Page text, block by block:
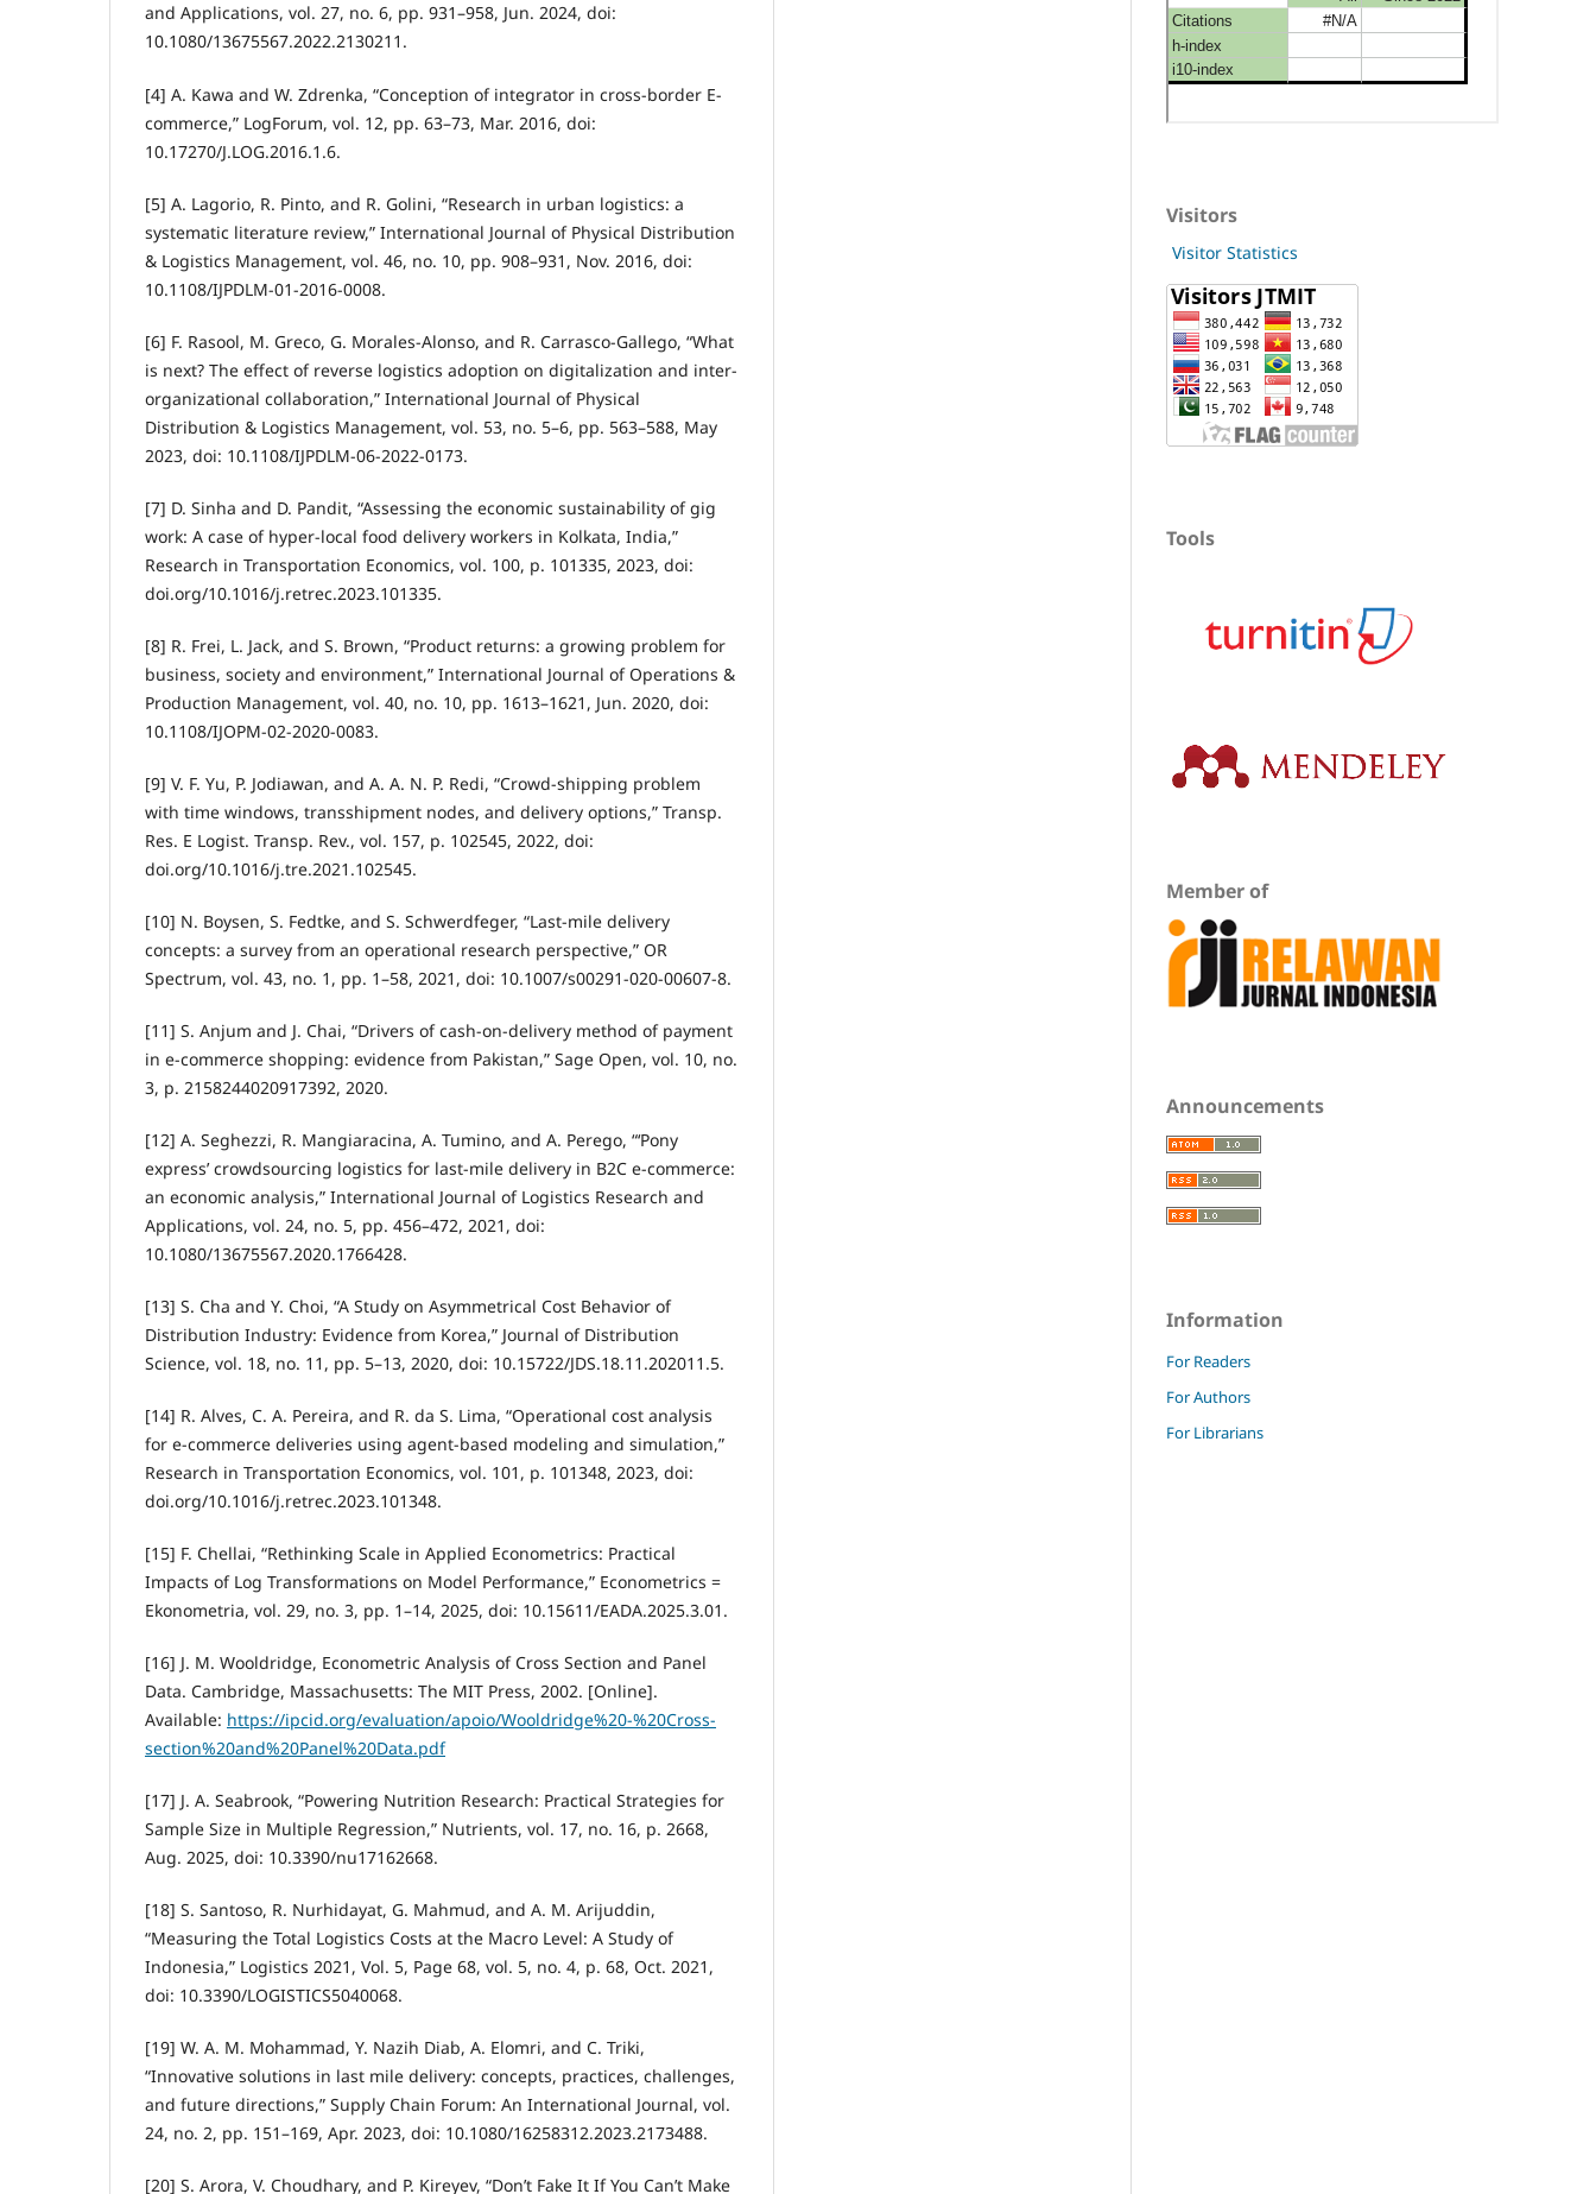
and Applications, vol. 27, no. 6, pp. 931–958, Jun. 2024, doi:
10.1080/13675567.2022.2130211.
[4] A. Kawa and W. Zdrenka, “Conception of integrator in cross-border E-
commerce,” LogForum, vol. 12, pp. 63–73, Mar. 2016, doi:
10.17270/J.LOG.2016.1.6.
[5] A. Lagorio, R. Pinto, and R. Golini, “Research in urban logistics: a
systematic literature review,” International Journal of Physical Distribution
& Logistics Management, vol. 46, no. 10, pp. 908–931, Nov. 2016, doi:
10.1108/IJPDLM-01-2016-0008.
[6] F. Rasool, M. Greco, G. Morales-Alonso, and R. Carrasco-Gallego, “What
is next? The effect of reverse logistics adoption on digitalization and inter-
organizational collaboration,” International Journal of Physical
Distribution & Logistics Management, vol. 53, no. 5–6, pp. 563–588, May
2023, doi: 10.1108/IJPDLM-06-2022-0173.
[7] D. Sinha and D. Pandit, “Assessing the economic sustainability of gig
work: A case of hyper-local food delivery workers in Kolkata, India,”
Research in Transportation Economics, vol. 100, p. 101335, 2023, doi:
doi.org/10.1016/j.retrec.2023.101335.
[8] R. Frei, L. Jack, and S. Brown, “Product returns: a growing problem for
business, society and environment,” International Journal of Operations &
Production Management, vol. 40, no. 10, pp. 1613–1621, Jun. 2020, doi:
10.1108/IJOPM-02-2020-0083.
[9] V. F. Yu, P. Jodiawan, and A. A. N. P. Redi, “Crowd-shipping problem
with time windows, transshipment nodes, and delivery options,” Transp.
Res. E Logist. Transp. Rev., vol. 157, p. 102545, 2022, doi:
doi.org/10.1016/j.tre.2021.102545.
[10] N. Boysen, S. Fedtke, and S. Schwerdfeger, “Last-mile delivery
concepts: a survey from an operational research perspective,” OR
Spectrum, vol. 43, no. 1, pp. 1–58, 2021, doi: 10.1007/s00291-020-00607-8.
[11] S. Anjum and J. Chai, “Drivers of cash-on-delivery method of payment
in e-commerce shopping: evidence from Pakistan,” Sage Open, vol. 10, no.
3, p. 2158244020917392, 2020.
[12] A. Seghezzi, R. Mangiaracina, A. Tumino, and A. Perego, “‘Pony
express’ crowdsourcing logistics for last-mile delivery in B2C e-commerce:
an economic analysis,” International Journal of Logistics Research and
Applications, vol. 24, no. 5, pp. 456–472, 2021, doi:
10.1080/13675567.2020.1766428.
[13] S. Cha and Y. Choi, “A Study on Asymmetrical Cost Behavior of
Distribution Industry: Evidence from Korea,” Journal of Distribution
Science, vol. 18, no. 11, pp. 5–13, 2020, doi: 10.15722/JDS.18.11.202011.5.
[14] R. Alves, C. A. Pereira, and R. da S. Lima, “Operational cost analysis
for e-commerce deliveries using agent-based modeling and simulation,”
Research in Transportation Economics, vol. 101, p. 101348, 2023, doi:
doi.org/10.1016/j.retrec.2023.101348.
[15] F. Chellai, “Rethinking Scale in Applied Econometrics: Practical
Impacts of Log Transformations on Model Performance,” Econometrics =
Ekonometria, vol. 29, no. 3, pp. 1–14, 2025, doi: 10.15611/EADA.2025.3.01.
[16] J. M. Wooldridge, Econometric Analysis of Cross Section and Panel
Data. Cambridge, Massachusetts: The MIT Press, 2002. [Online].
Available: https://ipcid.org/evaluation/apoio/Wooldridge%20-%20Cross-
section%20and%20Panel%20Data.pdf
[17] J. A. Seabrook, “Powering Nutrition Research: Practical Strategies for
Sample Size in Multiple Regression,” Nutrients, vol. 17, no. 16, p. 2668,
Aug. 2025, doi: 10.3390/nu17162668.
[18] S. Santoso, R. Nurhidayat, G. Mahmud, and A. M. Arijuddin,
“Measuring the Total Logistics Costs at the Macro Level: A Study of
Indonesia,” Logistics 2021, Vol. 5, Page 68, vol. 5, no. 4, p. 68, Oct. 2021,
doi: 10.3390/LOGISTICS5040068.
[19] W. A. M. Mohammad, Y. Nazih Diab, A. Elomri, and C. Triki,
“Innovative solutions in last mile delivery: concepts, practices, challenges,
and future directions,” Supply Chain Forum: An International Journal, vol.
24, no. 2, pp. 151–169, Apr. 2023, doi: 10.1080/16258312.2023.2173488.
[20] S. Arora, V. Choudhary, and P. Kireyev, “Don’t Fake It If You Can’t Make
Visitors
Visitor Statistics
Tools
Member of
Announcements
Information
For Readers
For Authors
For Librarians